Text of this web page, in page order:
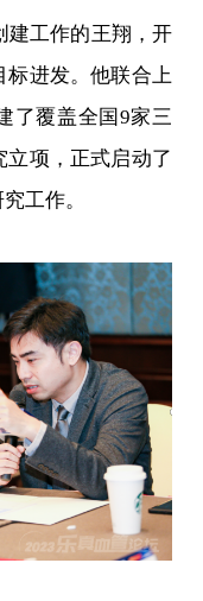
建工作的王翔，开
标进发。他联合上
了覆盖全国9家三
立项，正式启动了
工作。